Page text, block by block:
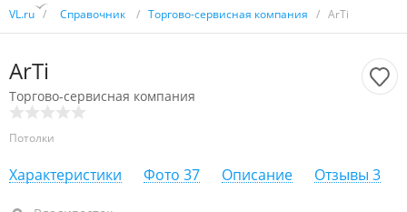
VL.ru / Справочник / Торгово-сервисная компания / ArTi
ArTi
Торгово-сервисная компания
Потолки
Характеристики Фото 37 Описание Отзывы 3